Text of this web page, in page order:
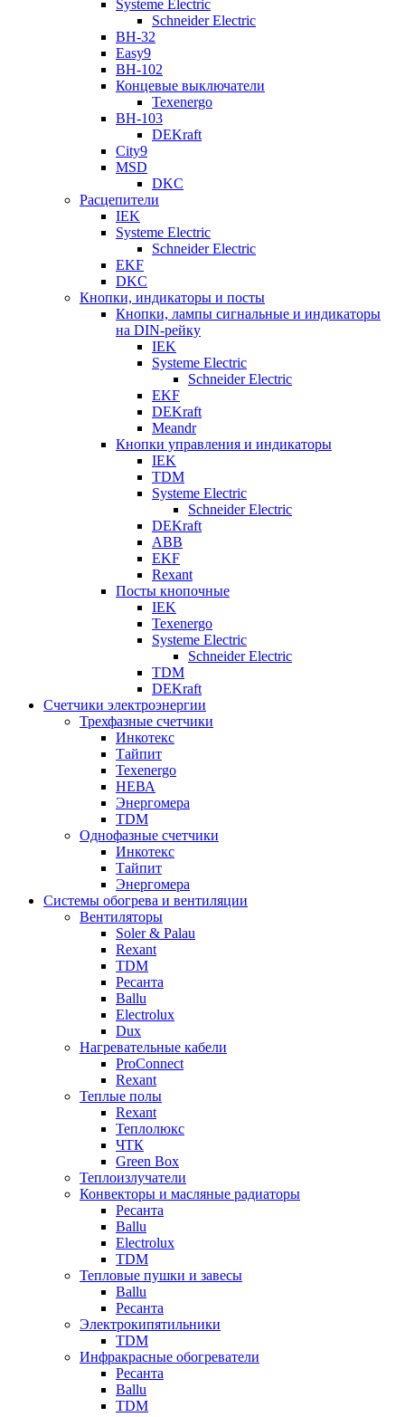
Systeme Electric
Schneider Electric
ВН-32
Easy9
ВН-102
Концевые выключатели
Texenergo
ВН-103
DEKraft
City9
MSD
DKC
Расцепители
IEK
Systeme Electric
Schneider Electric
EKF
DKC
Кнопки, индикаторы и посты
Кнопки, лампы сигнальные и индикаторы
на DIN-рейку
IEK
Systeme Electric
Schneider Electric
EKF
DEKraft
Meandr
Кнопки управления и индикаторы
IEK
TDM
Systeme Electric
Schneider Electric
DEKraft
ABB
EKF
Rexant
Посты кнопочные
IEK
Texenergo
Systeme Electric
Schneider Electric
TDM
DEKraft
Счетчики электроэнергии
Трехфазные счетчики
Инкотекс
Тайпит
Texenergo
НЕВА
Энергомера
TDM
Однофазные счетчики
Инкотекс
Тайпит
Энергомера
Системы обогрева и вентиляции
Вентиляторы
Soler & Palau
Rexant
TDM
Ресанта
Ballu
Electrolux
Dux
Нагревательные кабели
ProConnect
Rexant
Теплые полы
Rexant
Теплолюкс
ЧТК
Green Box
Теплоизлучатели
Конвекторы и масляные радиаторы
Ресанта
Ballu
Electrolux
TDM
Тепловые пушки и завесы
Ballu
Ресанта
Электрокипятильники
TDM
Инфракрасные обогреватели
Ресанта
Ballu
TDM